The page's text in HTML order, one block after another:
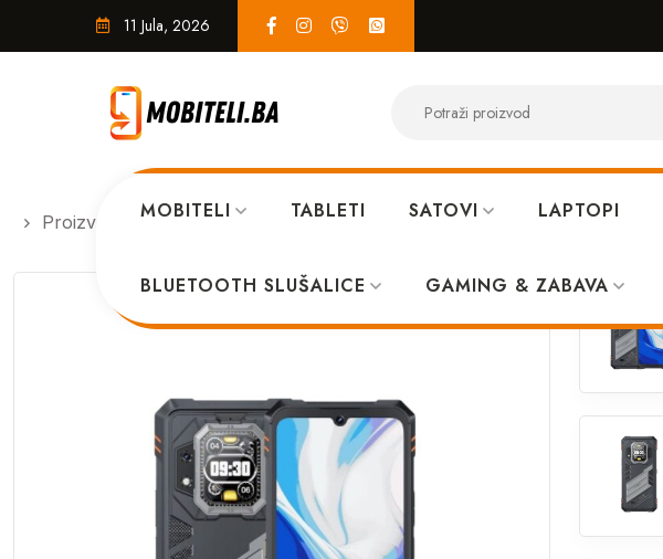
11 Jula, 2026
MOBITELI TABLETI SATOVI LAPTOPI
BLUETOOTH SLUŠALICE GAMING & ZABAVA
Proizvodi MOBITELI Cubot King Kong Star 2 5G 12GB 256GB Black